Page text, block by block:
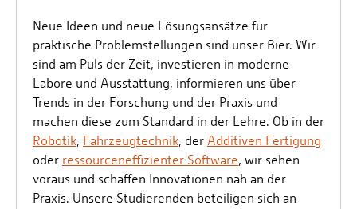
Neue Ideen und neue Lösungsansätze für
praktische Problemstellungen sind unser Bier. Wir
sind am Puls der Zeit, investieren in moderne
Labore und Ausstattung, informieren uns über
Trends in der Forschung und der Praxis und
machen diese zum Standard in der Lehre. Ob in der
Robotik, Fahrzeugtechnik, der Additiven Fertigung
oder ressourceneffizienter Software, wir sehen
voraus und schaffen Innovationen nah an der
Praxis. Unsere Studierenden beteiligen sich an